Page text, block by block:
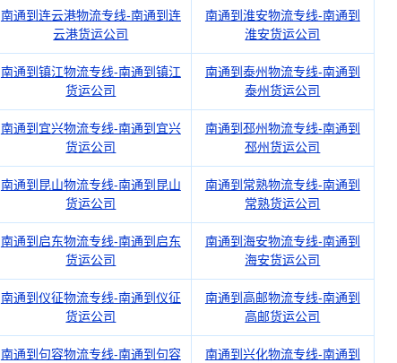
南通到连云港物流专线-南通到连
云港货运公司
南通到淮安物流专线-南通到
淮安货运公司
南通到镇江物流专线-南通到镇江
货运公司
南通到泰州物流专线-南通到
泰州货运公司
南通到宜兴物流专线-南通到宜兴
货运公司
南通到邳州物流专线-南通到
邳州货运公司
南通到昆山物流专线-南通到昆山
货运公司
南通到常熟物流专线-南通到
常熟货运公司
南通到启东物流专线-南通到启东
货运公司
南通到海安物流专线-南通到
海安货运公司
南通到仪征物流专线-南通到仪征
货运公司
南通到高邮物流专线-南通到
高邮货运公司
南通到句容物流专线-南通到句容
南通到兴化物流专线-南通到